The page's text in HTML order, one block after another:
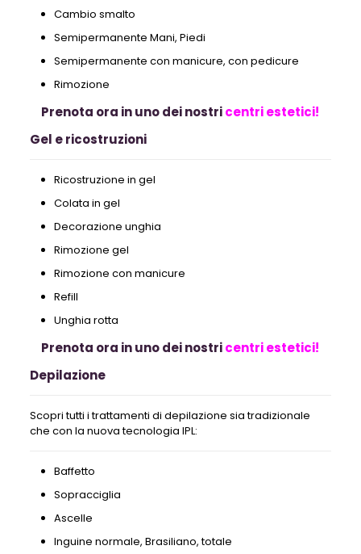
Cambio smalto
Semipermanente Mani, Piedi
Semipermanente con manicure, con pedicure
Rimozione
Prenota ora in uno dei nostricentri estetici!
Gel e ricostruzioni
Ricostruzione in gel
Colata in gel
Decorazione unghia
Rimozione gel
Rimozione con manicure
Refill
Unghia rotta
Prenota ora in uno dei nostricentri estetici!
Depilazione
Scopri tutti i trattamenti di depilazione sia tradizionale
che con la nuova tecnologia IPL:
Baffetto
Sopracciglia
Ascelle
Inguine normale, Brasiliano, totale